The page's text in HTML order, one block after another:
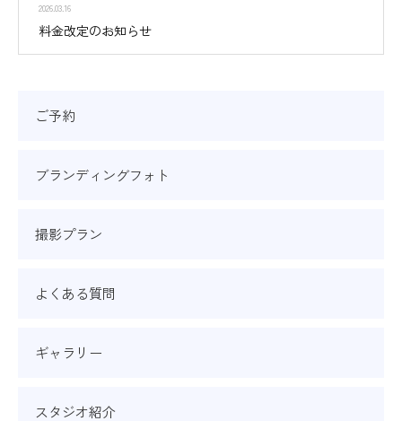
2026.03.16
料金改定のお知らせ
ご予約
ブランディングフォト
撮影プラン
よくある質問
ギャラリー
スタジオ紹介